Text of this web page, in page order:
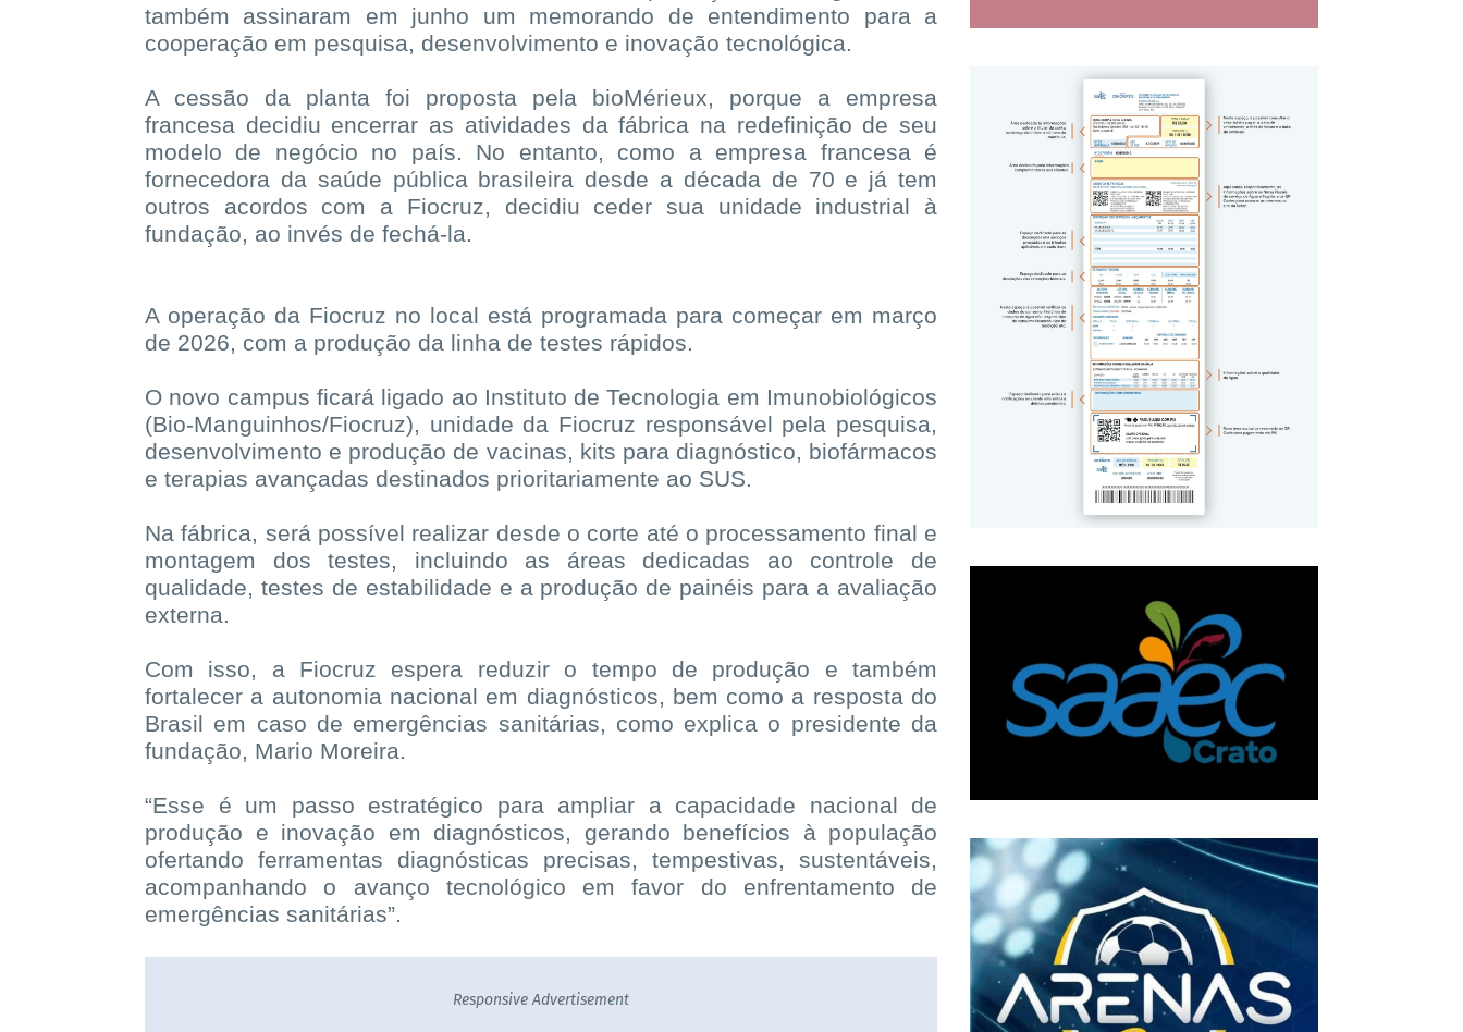
também assinaram em junho um memorando de entendimento para a
cooperação em pesquisa, desenvolvimento e inovação tecnológica.
A cessão da planta foi proposta pela bioMérieux, porque a empresa
francesa decidiu encerrar as atividades da fábrica na redefinição de seu
modelo de negócio no país. No entanto, como a empresa francesa é
fornecedora da saúde pública brasileira desde a década de 70 e já tem
outros acordos com a Fiocruz, decidiu ceder sua unidade industrial à
fundação, ao invés de fechá-la.
A operação da Fiocruz no local está programada para começar em março
de 2026, com a produção da linha de testes rápidos.
O novo campus ficará ligado ao Instituto de Tecnologia em Imunobiológicos
(Bio-Manguinhos/Fiocruz), unidade da Fiocruz responsável pela pesquisa,
desenvolvimento e produção de vacinas, kits para diagnóstico, biofármacos
e terapias avançadas destinados prioritariamente ao SUS.
Na fábrica, será possível realizar desde o corte até o processamento final e
montagem dos testes, incluindo as áreas dedicadas ao controle de
qualidade, testes de estabilidade e a produção de painéis para a avaliação
externa.
Com isso, a Fiocruz espera reduzir o tempo de produção e também
fortalecer a autonomia nacional em diagnósticos, bem como a resposta do
Brasil em caso de emergências sanitárias, como explica o presidente da
fundação, Mario Moreira.
“Esse é um passo estratégico para ampliar a capacidade nacional de
produção e inovação em diagnósticos, gerando benefícios à população
ofertando ferramentas diagnósticas precisas, tempestivas, sustentáveis,
acompanhando o avanço tecnológico em favor do enfrentamento de
emergências sanitárias”.
Responsive Advertisement